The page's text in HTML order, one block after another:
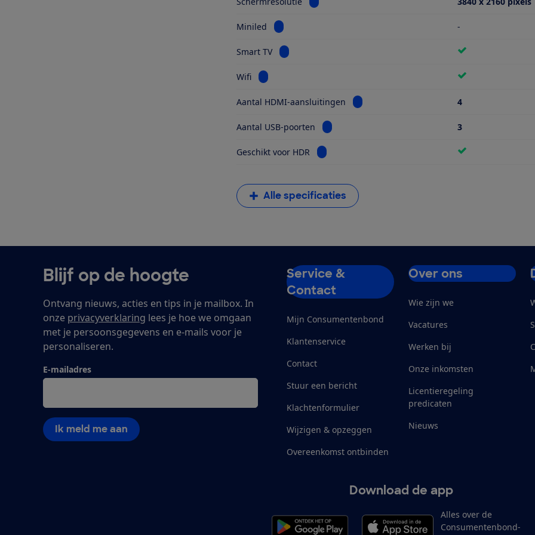
Miniled Bekijk informatie voor Miniled -
Smart TV Bekijk informatie voor Smart TV
Wifi Bekijk informatie voor Wifi
Aantal HDMI-aansluitingen Bekijk informatie voor Aantal HDMI-
4
Aantal USB-poorten Bekijk informatie voor Aantal USB-poorten
3
Geschikt voor HDR Bekijk informatie voor Geschikt voor HDR
Alle specificaties
Blijf op de hoogte
Ontvang nieuws, acties en tips in je mailbox. In
onze privacyverklaring lees je hoe we omgaan
met je persoonsgegevens en e-mails voor je
personaliseren.
E-mailadres
Ik meld me aan
Service &
Contact
Mijn Consumentenbond
Klantenservice
Contact
Stuur een bericht
Klachtenformulier
Wijzigen & opzeggen
Overeenkomst ontbinden
Over ons
Wie zijn we
Vacatures
Werken bij
Onze inkomsten
Licentieregeling
predicaten
Nieuws
Download de app
Alles over de
Consumentenbond-